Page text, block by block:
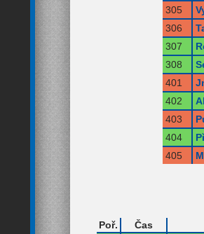
305
306
307
308
401
402
403
404
405
Poř.
Čas